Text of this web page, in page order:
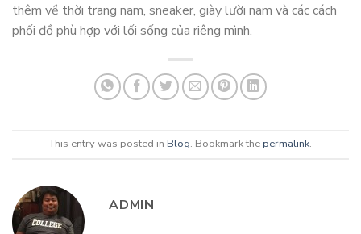
thêm về thời trang nam, sneaker, giày lười nam và các cách
phối đồ phù hợp với lối sống của riêng mình.
This entry was posted in Blog. Bookmark the permalink.
ADMIN